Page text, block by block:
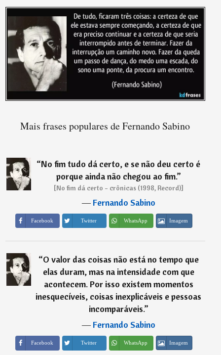
Mais frases populares de Fernando Sabino
“No fim tudo dá certo, e se não deu certo é
porque ainda não chegou ao fim.”
[No fim dá certo - crônicas (1998, Record)]
―Fernando Sabino
Facebook Twitter WhatsApp Imagem
“O valor das coisas não está no tempo que
elas duram, mas na intensidade com que
acontecem. Por isso existem momentos
inesquecíveis, coisas inexplicáveis e pessoas
incomparáveis.”
―Fernando Sabino
Facebook Twitter WhatsApp Imagem